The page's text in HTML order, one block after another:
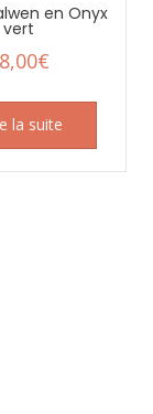
en Onyx
vert
€
la suite